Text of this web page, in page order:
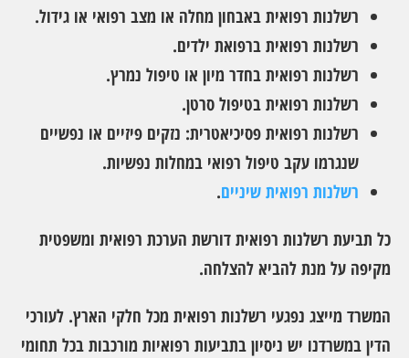
רשלנות רפואית באבחון מחלה או מצב רפואי או גידול.
רשלנות רפואית ברפואת ילדים.
רשלנות רפואית בחדר מיון או טיפול נמרץ.
רשלנות רפואית בטיפול סרטן.
רשלנות רפואית פסיכיאטרית: נזקים פיזיים או נפשיים
שנגרמו עקב טיפול רפואי במחלות נפשיות.
רשלנות רפואית שיניים.
כל תביעת רשלנות רפואית דורשת הערכת רפואית ומשפטית
מקיפה על מנת להביא להצלחה.
המשרד מייצג נפגעי רשלנות רפואית מכל חלקי הארץ. לעורכי
הדין במשרדנו יש ניסיון בתביעות רפואיות מורכבות בכל תחומי